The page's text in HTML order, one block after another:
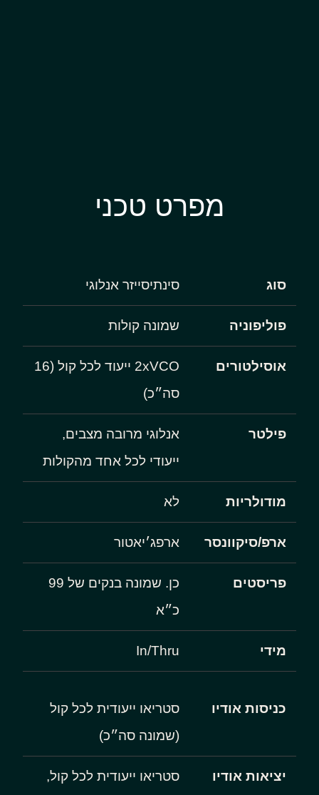
מפרט טכני
סוג סינתיסייזר אנלוגי
פוליפוניה שמונה קולות
אוסילטורים
2xVCO ייעוד לכל קול (16
סה״כ)
פילטר
אנלוגי מרובה מצבים,
ייעודי לכל אחד מהקולות
מודולריות לא
ארפ/סיקוונסר ארפג׳יאטור
פריסטים
כן. שמונה בנקים של 99
כ״א
מידי In/Thru
כניסות אודיו
סטריאו ייעודית לכל קול
(שמונה סה״כ)
יציאות אודיו
סטריאו ייעודית לכל קול,